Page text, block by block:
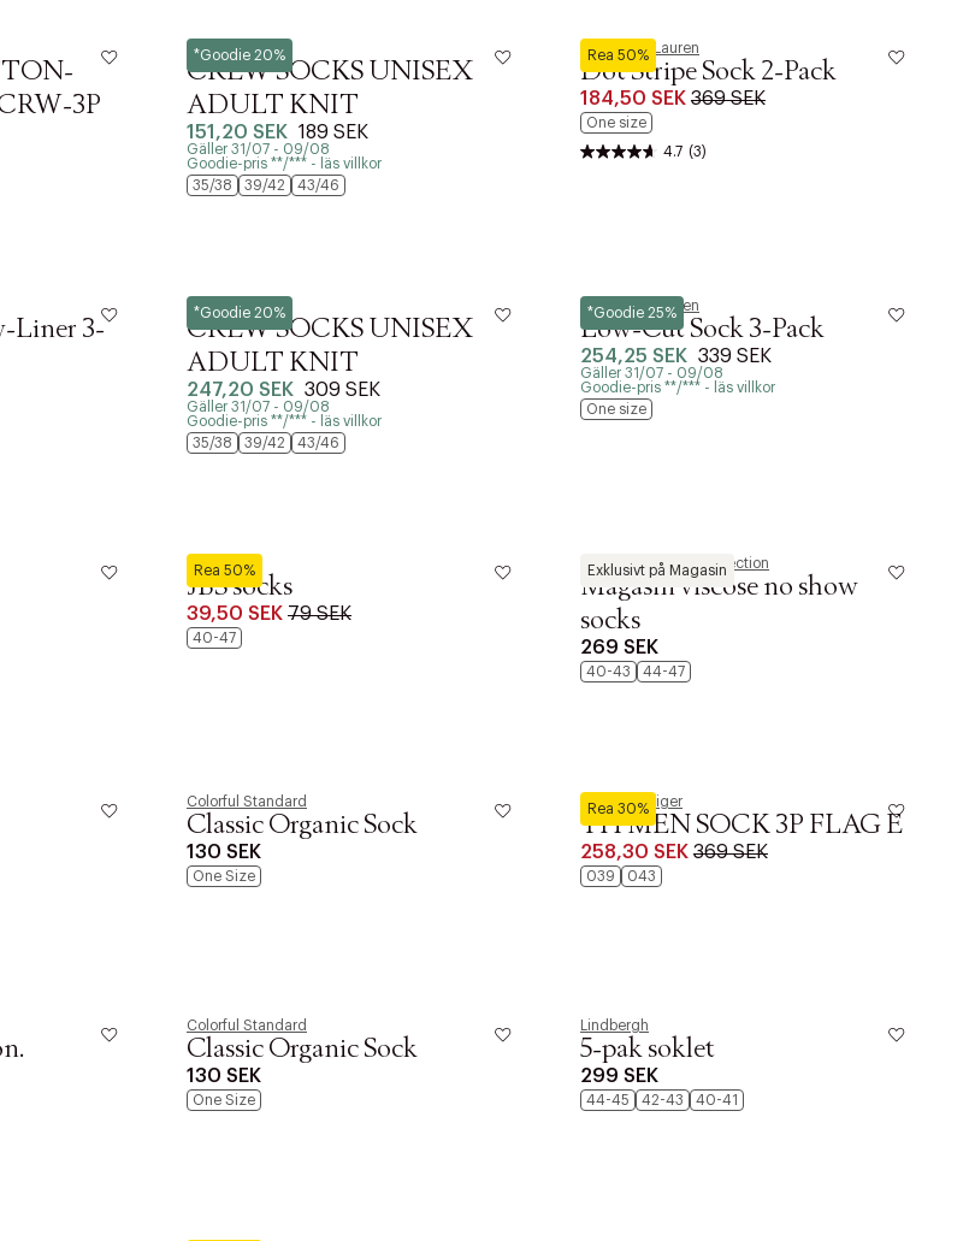
3P
*Goodie 20%
Lacoste
CREW SOCKS UNISEX
ADULT KNIT
151,20 SEK 189 SEK
Gäller 31/07 - 09/08
Goodie-pris **/*** - läs villkor
35/38
39/42 43/46
Rea 50%
Polo Ralph Lauren
Dot Stripe Sock 2-Pack
184,50 SEK 369 SEK
One size
4.7 (3)
Liner 3-
*Goodie 20%
Lacoste
CREW SOCKS UNISEX
ADULT KNIT
247,20 SEK 309 SEK
Gäller 31/07 - 09/08
Goodie-pris **/*** - läs villkor
35/38
39/42 43/46
*Goodie 25%
Polo Ralph Lauren
Low-Cut Sock 3-Pack
254,25 SEK 339 SEK
Gäller 31/07 - 09/08
Goodie-pris **/*** - läs villkor
One size
Rea 50%
JBS
JBS socks
39,50 SEK 79 SEK
40-47
Exklusivt på Magasin
Magasin du Nord Collection
Magasin viscose no show
socks
269 SEK
40-43 44-47
Colorful Standard
Classic Organic Sock
130 SEK
One Size
Rea 30%
Tommy Hilfiger
TH MEN SOCK 3P FLAG E
258,30 SEK 369 SEK
039 043
Colorful Standard
Classic Organic Sock
130 SEK
One Size
Lindbergh
5-pak soklet
299 SEK
44-45 42-43 40-41